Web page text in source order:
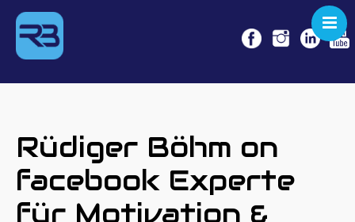
COACHING
NO LEGS
NO LIMITS!
REFERENZEN
Rüdiger Böhm on
facebook Experte
für Motivation &